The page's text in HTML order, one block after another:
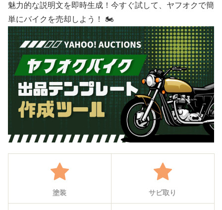
魅力的な説明文を即時生成！今すぐ試して、ヤフオクで簡
単にバイクを売却しよう！ 🏍️
塗装 サビ取り